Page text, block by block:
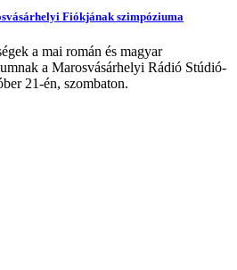
Fiókjának szimpóziuma
a mai román és magyar
a Marosvásárhelyi Rádió Stúdió-
21-én, szombaton.